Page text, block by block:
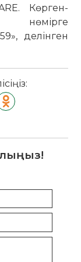
Көрген-
нөмірге
делінген